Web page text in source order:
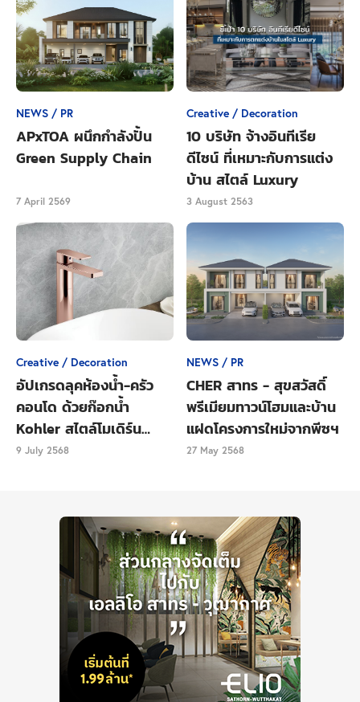
ภาครัฐยืนยันปลูก "มะนาว" ลดภาษีที่ดิน หมื่นล้าน
ย่านรัชดาได้ !
ทำความรู้จักภาษีที่ดินที่เริ่มใช้จริง 1 มกราคม
2563
Tags ภาษีโรงเรือนและที่ดิน
NEWS / PR
APxTOA ผนึกกำลังปั้น
Green Supply Chain
7 April 2569
Creative / Decoration
10 บริษัท จ้างอินทีเรีย
ดีไซน์ ที่เหมาะกับการแต่ง
บ้าน สไตล์ Luxury
3 August 2563
Creative / Decoration
อัปเกรดลุคห้องน้ำ-ครัว
คอนโด ด้วยก๊อกน้ำ
Kohler สไตล์โมเดิร์น
เรียบหรู
9 July 2568
NEWS / PR
CHER สาทร - สุขสวัสดิ์
พรีเมียมทาวน์โฮมและบ้าน
แฝดโครงการใหม่จากพีซฯ
27 May 2568